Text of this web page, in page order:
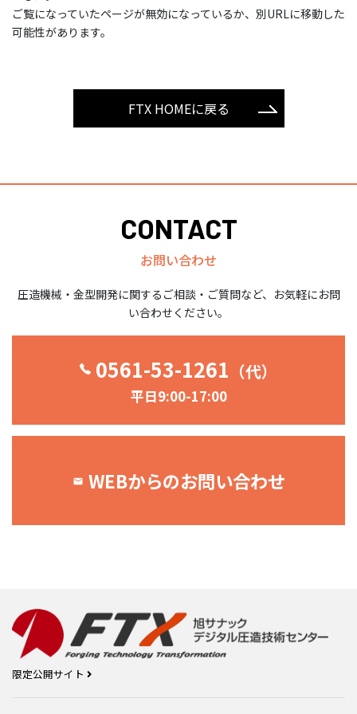
ご覧になっていたページが無効になっているか、別URLに移動した
可能性があります。
FTX HOMEに戻る
CONTACT
お問い合わせ
圧造機械・金型開発に関するご相談・ご質問など、お気軽にお問
い合わせください。
0561-53-1261 （代）
平日9:00-17:00
WEBからのお問い合わせ
限定公開サイト